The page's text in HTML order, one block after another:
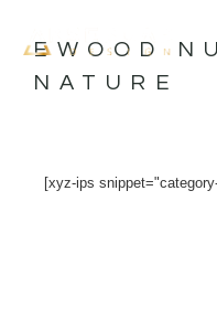
EWOOD
NATURE
[xyz-ips